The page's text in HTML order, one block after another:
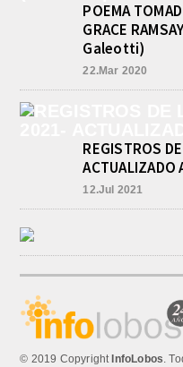
El
de
POEMA
GRACE
Galeotti)
22.Mar 2020
REGISTROS
ACTUALIZADO
12.Jul 2021
© 2019 Copyright InfoLobos.